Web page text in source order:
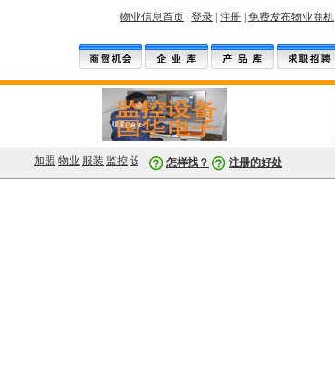
物业信息首页 登录 注册 免费发布物业商机
加盟 物业 服装 监控 设备 车库 物业公司 保洁用品 电子
怎样找？ 注册的好处